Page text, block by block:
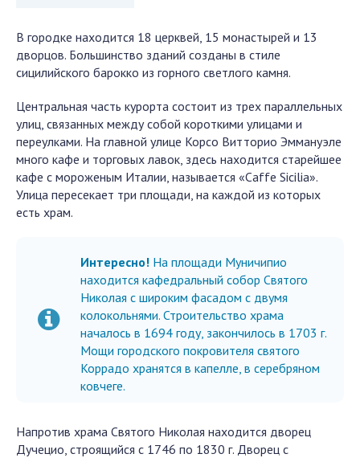
В городке находится 18 церквей, 15 монастырей и 13
дворцов. Большинство зданий созданы в стиле
сицилийского барокко из горного светлого камня.
Центральная часть курорта состоит из трех параллельных
улиц, связанных между собой короткими улицами и
переулками. На главной улице Корсо Витторио Эммануэле
много кафе и торговых лавок, здесь находится старейшее
кафе с мороженым Италии, называется «Caffe Sicilia».
Улица пересекает три площади, на каждой из которых
есть храм.
Интересно! На площади Муничипио
находится кафедральный собор Святого
Николая с широким фасадом с двумя
колокольнями. Строительство храма
началось в 1694 году, закончилось в 1703 г.
Мощи городского покровителя святого
Коррадо хранятся в капелле, в серебряном
ковчеге.
Напротив храма Святого Николая находится дворец
Дучецио, строящийся с 1746 по 1830 г. Дворец с